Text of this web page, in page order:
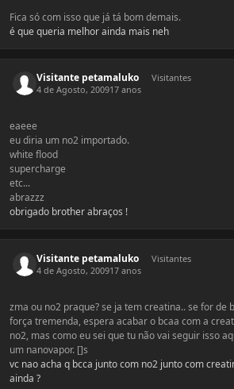
Fica só com isso que já tá bom demais.
é que queria melhor ainda mais neh
Visitante petamaluko
Visitantes
4 de Agosto, 200917 anos
eaeee
eu diria um no2 importado.
white flood
supercharge
etc...
abrazzz
obrigado brother abraços !
Visitante petamaluko
Visitantes
4 de Agosto, 200917 anos
zma ou no2 praque? se ja tem creatina.. se for de
força tremenda, espera acabar o bcaa com a
no2, mas como eu sei que tu não vai seguir isso
um nanovapor. []s
vc nao acha q bcca junto com no2 junto com
ainda ?